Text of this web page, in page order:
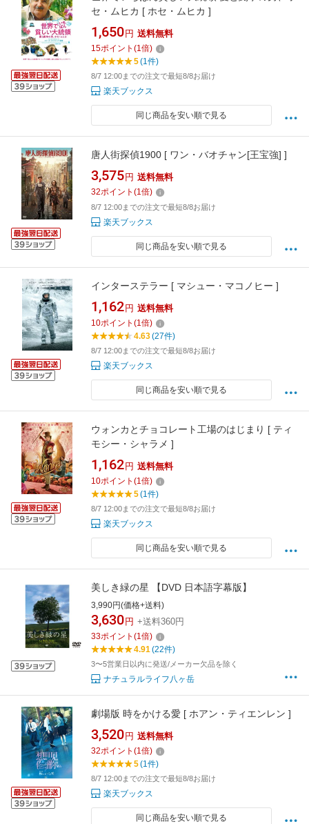
セ・ムヒカ [ ホセ・ムヒカ ]
1,650 円 送料無料
15ポイント (1倍)
5(1件)
8/7 12:00までの注文で最短8/8お届け
楽天ブックス
同じ商品を安い順で見る
唐人街探偵1900 [ ワン・バオチャン[王宝強] ]
3,575 円 送料無料
32ポイント (1倍)
8/7 12:00までの注文で最短8/8お届け
楽天ブックス
同じ商品を安い順で見る
インターステラー [ マシュー・マコノヒー ]
1,162 円 送料無料
10ポイント (1倍)
4.63(27件)
8/7 12:00までの注文で最短8/8お届け
楽天ブックス
同じ商品を安い順で見る
ウォンカとチョコレート工場のはじまり [ ティ
モシー・シャラメ ]
1,162 円 送料無料
10ポイント (1倍)
5(1件)
8/7 12:00までの注文で最短8/8お届け
楽天ブックス
同じ商品を安い順で見る
美しき緑の星 【DVD 日本語字幕版】
3,990円(価格+送料)
3,630 円 +送料360円
33ポイント (1倍)
4.91(22件)
3〜5営業日以内に発送/メーカー欠品を除く
ナチュラルライフ八ヶ岳
劇場版 時をかける愛 [ ホアン・ティエンレン ]
3,520 円 送料無料
32ポイント (1倍)
5(1件)
8/7 12:00までの注文で最短8/8お届け
楽天ブックス
同じ商品を安い順で見る